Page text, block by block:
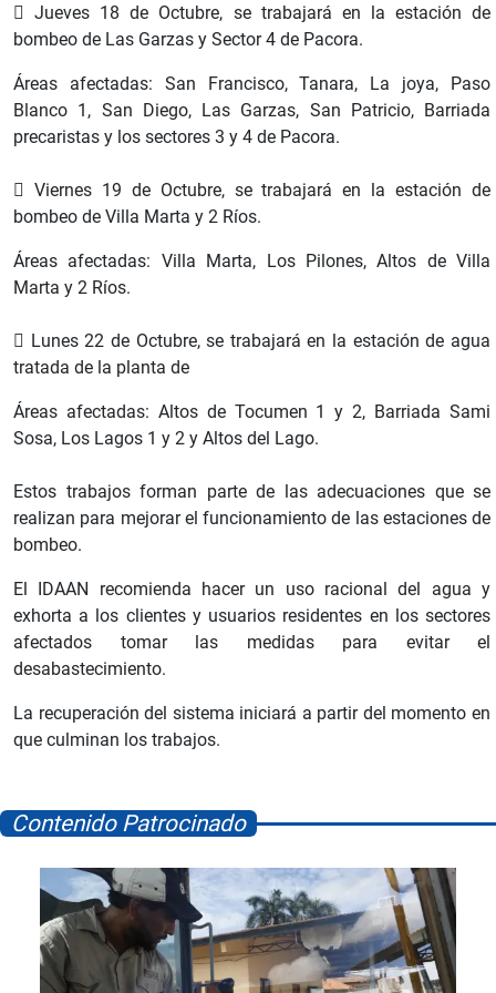
 Jueves 18 de Octubre, se trabajará en la estación de
bombeo de Las Garzas y Sector 4 de Pacora.
Áreas afectadas: San Francisco, Tanara, La joya, Paso
Blanco 1, San Diego, Las Garzas, San Patricio, Barriada
precaristas y los sectores 3 y 4 de Pacora.
 Viernes 19 de Octubre, se trabajará en la estación de
bombeo de Villa Marta y 2 Ríos.
Áreas afectadas: Villa Marta, Los Pilones, Altos de Villa
Marta y 2 Ríos.
 Lunes 22 de Octubre, se trabajará en la estación de agua
tratada de la planta de
Áreas afectadas: Altos de Tocumen 1 y 2, Barriada Sami
Sosa, Los Lagos 1 y 2 y Altos del Lago.
Estos trabajos forman parte de las adecuaciones que se
realizan para mejorar el funcionamiento de las estaciones de
bombeo.
El IDAAN recomienda hacer un uso racional del agua y
exhorta a los clientes y usuarios residentes en los sectores
afectados tomar las medidas para evitar el
desabastecimiento.
La recuperación del sistema iniciará a partir del momento en
que culminan los trabajos.
Contenido Patrocinado